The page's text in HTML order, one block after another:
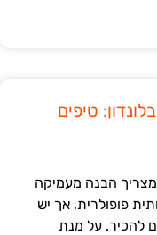
טיפים
מצריך הבנה מעמיקה
פופולרית, אך יש
להכיר. על מנת